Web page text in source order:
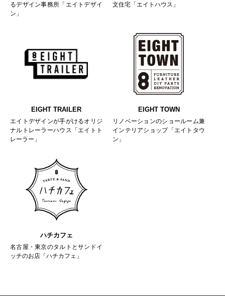
るデザイン事務所「エイトデザイ
ン」
文住宅「エイトハウス」
EIGHT TRAILER
エイトデザインが手がけるオリジ
ナルトレーラーハウス「エイトト
レーラー」
EIGHT TOWN
リノベーションのショールーム兼
インテリアショップ「エイトタウ
ン」
ハチカフェ
名古屋・東京のタルトとサンドイ
ッチのお店「ハチカフェ」